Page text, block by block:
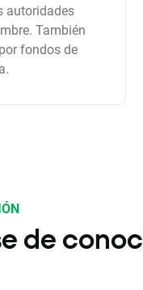
autoridades
También
fondos de
de